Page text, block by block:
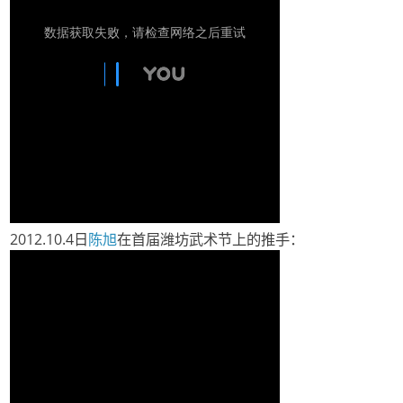
2012.10.4日陈旭在首届潍坊武术节上的推手：